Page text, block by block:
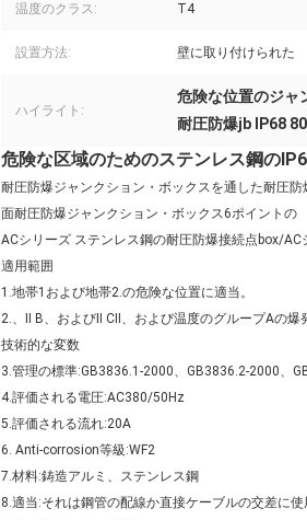
温度のクラス: T4
設置方法: 壁に取り付けられた
ハイライト:
危険な位置のジャ
耐圧防爆jb IP68
危険な区域のためのステンレス鋼の
耐圧防爆ジャンクション・ボックスを通した耐圧
面耐圧防爆ジャンクション・ボックス6ポイントの
ACシリーズ ステンレス鋼の耐圧防爆接続点box/
適用範囲
1.地帯1および地帯2.の危険な位置に適当。
2.、Ⅱ B、およびⅡ CⅡ、および温度のグループAの
技術的な変数
3.管理の標準:GB3836.1-2000、GB3836.2-2000、
4.評価される電圧:AC380/50Hz
5.評価される流れ:20A
6. Anti-corrosion等級:WF2
7.材料:鋳造アルミ、ステンレス鋼
8.適当:それは鋼管の配線か直接ケーブルの交差に